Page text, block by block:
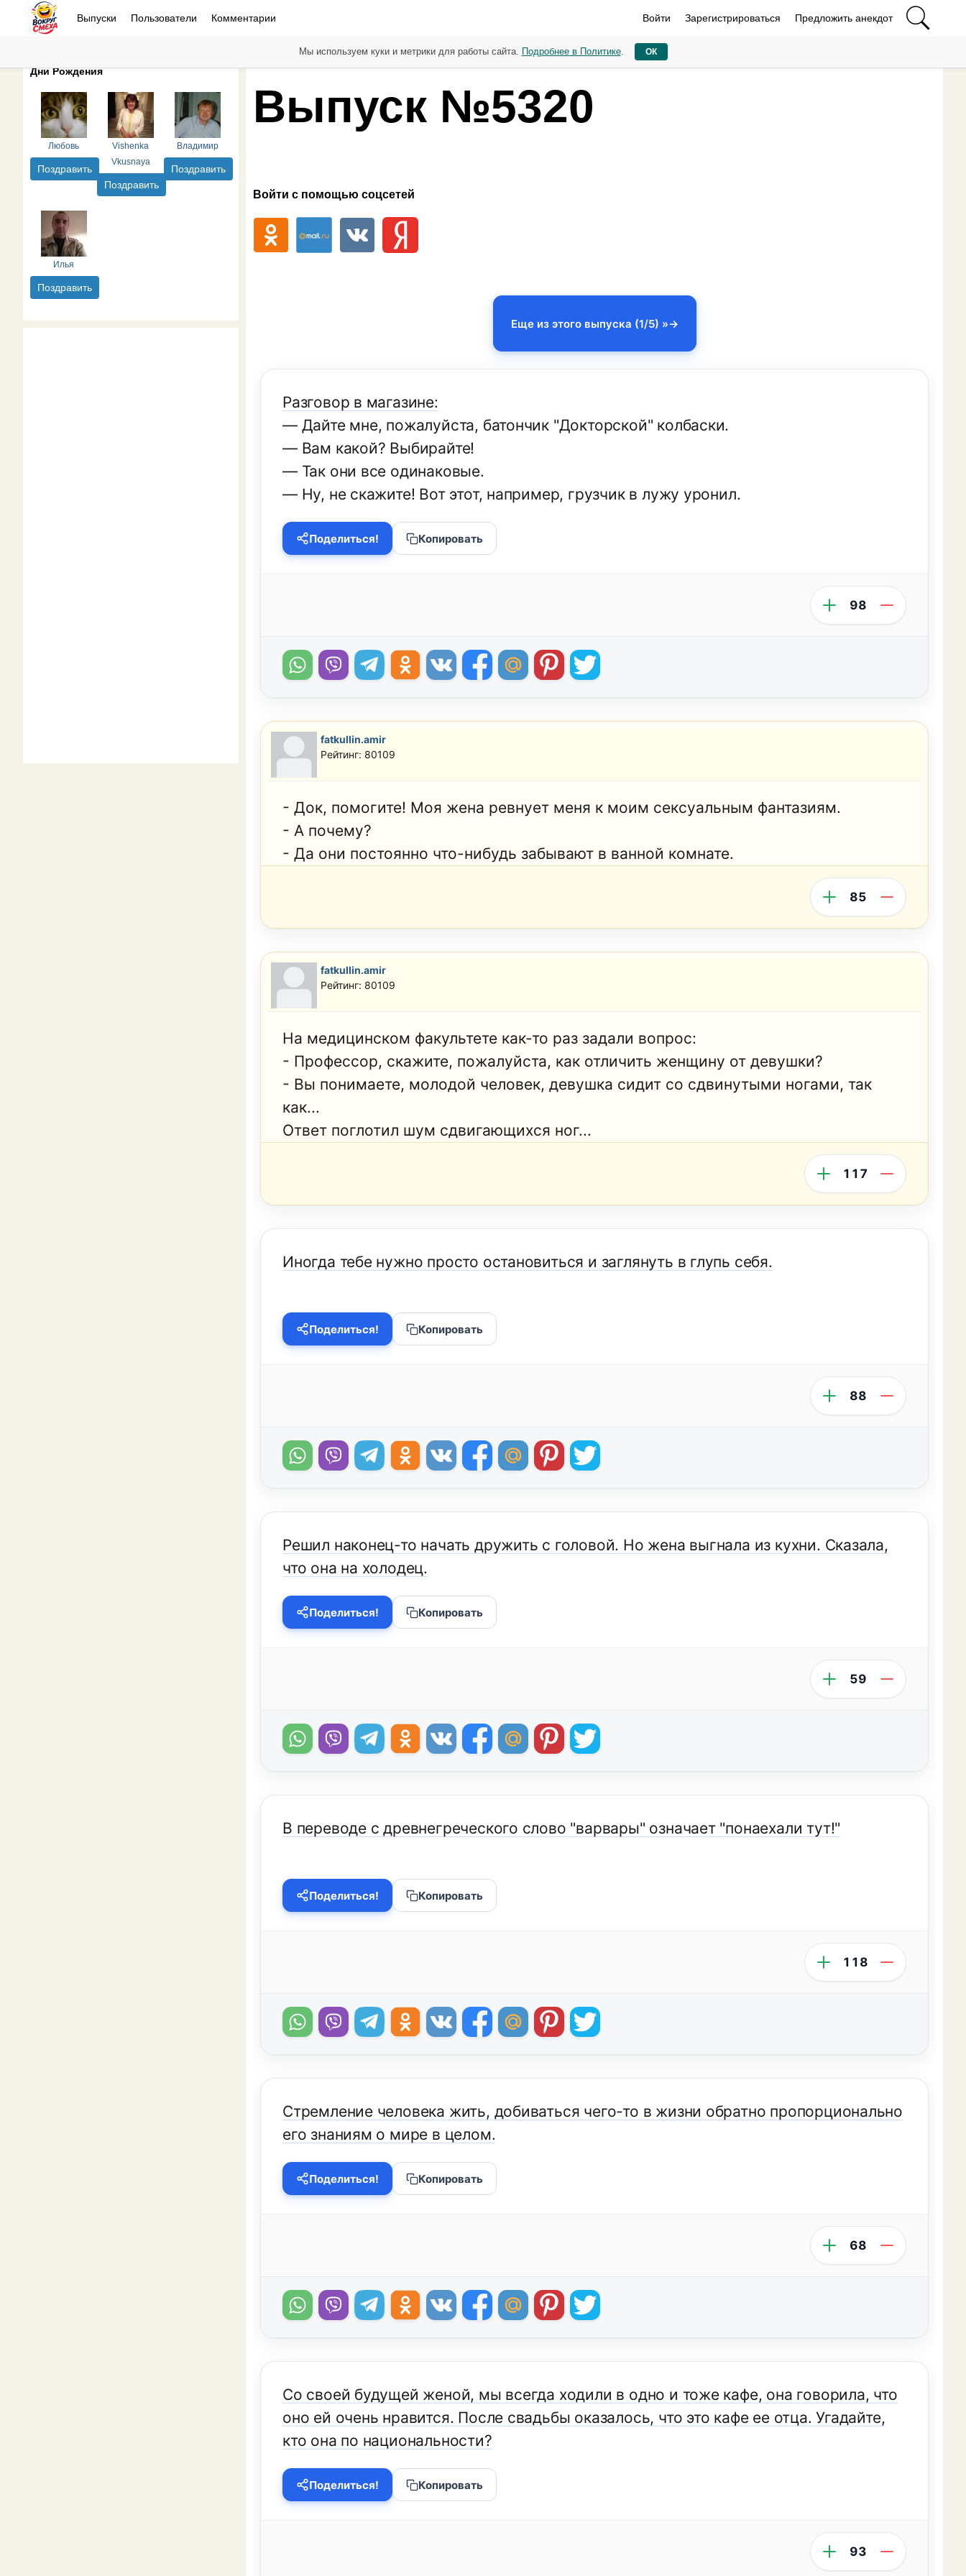
Выпуски Пользователи Комментарии Войти Зарегистрироваться Предложить анекдот
Дни Рождения
Любовь
Поздравить
Vishenka
Vkusnaya
Поздравить
Владимир
Поздравить
Илья
Поздравить
Выпуск №5320
Войти с помощью соцсетей
Еще из этого выпуска (1/5) »
Разговор в магазине:
— Дайте мне, пожалуйста, батончик "Докторской" колбаски.
— Вам какой? Выбирайте!
— Так они все одинаковые.
— Ну, не скажите! Вот этот, например, грузчик в лужу уронил.
Поделиться! Копировать
98
fatkullin.amir
Рейтинг: 80109
- Док, помогите! Моя жена ревнует меня к моим сексуальным фантазиям.
- А почему?
- Да они постоянно что-нибудь забывают в ванной комнате.
85
fatkullin.amir
Рейтинг: 80109
На медицинском факультете как-то раз задали вопрос:
- Профессор, скажите, пожалуйста, как отличить женщину от девушки?
- Вы понимаете, молодой человек, девушка сидит со сдвинутыми ногами, так
как...
Ответ поглотил шум сдвигающихся ног...
117
Иногда тебе нужно просто остановиться и заглянуть в глупь себя.
Поделиться! Копировать
88
Решил наконец-то начать дружить с головой. Но жена выгнала из кухни. Сказала,
что она на холодец.
Поделиться! Копировать
59
В переводе с древнегреческого слово "варвары" означает "понаехали тут!"
Поделиться! Копировать
118
Стремление человека жить, добиваться чего-то в жизни обратно пропорционально
его знаниям о мире в целом.
Поделиться! Копировать
68
Со своей будущей женой, мы всегда ходили в одно и тоже кафе, она говорила, что
оно ей очень нравится. После свадьбы оказалось, что это кафе ее отца. Угадайте,
кто она по национальности?
Поделиться! Копировать
93
Мы используем куки и метрики для работы сайта. Подробнее в Политике. ОК